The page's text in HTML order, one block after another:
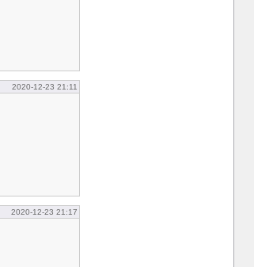
2020-12-23 21:11
2020-12-23 21:17